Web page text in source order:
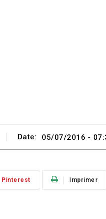
Date: 05/07/2016 -
Pinterest Imprimer